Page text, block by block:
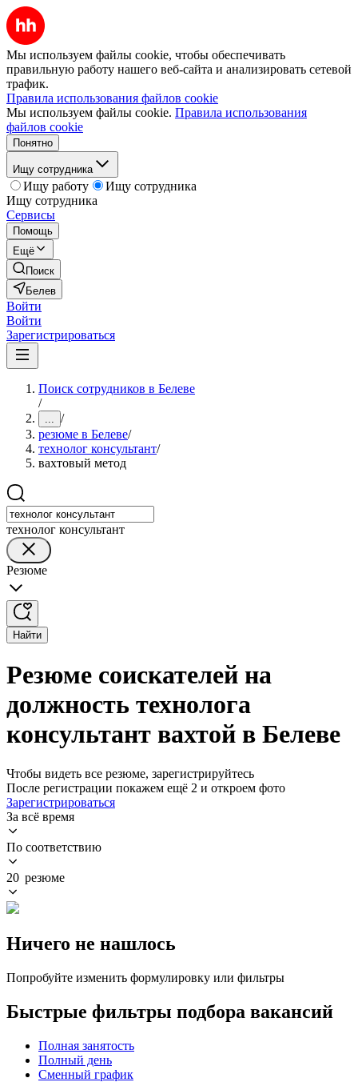
Мы используем файлы cookie, чтобы обеспечивать
правильную работу нашего веб-сайта и анализировать сетевой
трафик.
Правила использования файлов cookie
Мы используем файлы cookie. Правила использования
файлов cookie
Понятно
Ищу сотрудника
Ищу работу
Ищу сотрудника
Ищу сотрудника
Сервисы
Помощь
Ещё
Поиск
Белев
Войти
Войти
Зарегистрироваться
Поиск сотрудников в Белеве
/
... /
резюме в Белеве/
технолог консультант/
вахтовый метод
технолог консультант
Резюме
Найти
Резюме соискателей на
должность технолога
консультант вахтой в Белеве
Чтобы видеть все резюме, зарегистрируйтесь
После регистрации покажем ещё 2 и откроем фото
Зарегистрироваться
За всё время
По соответствию
20 резюме
Ничего не нашлось
Попробуйте изменить формулировку или фильтры
Быстрые фильтры подбора вакансий
Полная занятость
Полный день
Сменный график